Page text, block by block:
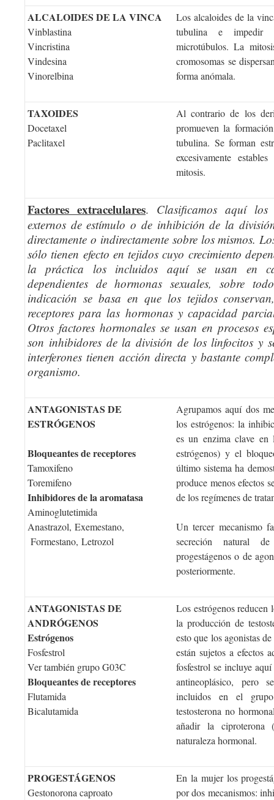
ALCALOIDES DE LA VINCA
Vinblastina
Vincristina
Vindesina
Vinorelbina
Los alcaloides de la
tubulina e impedir
microtúbulos. La
cromosomas se
forma anómala.
TAXOIDES
Docetaxel
Paclitaxel
Al contrario de los
promueven la
tubulina. Se forman
excesivamente
mitosis.
Factores extracelulares. Clasificamos aquí
externos de estímulo o de inhibición de la
directamente o indirectamente sobre los mismos.
sólo tienen efecto en tejidos cuyo crecimiento
la práctica los incluidos aquí se usan en
dependientes de hormonas sexuales, sobre
indicación se basa en que los tejidos
receptores para las hormonas y capacidad
Otros factores hormonales se usan en procesos
son inhibidores de la división de los linfocitos y
interferones tienen acción directa y bastante
organismo.
ANTAGONISTAS DE
ESTRÓGENOS
Bloqueantes de receptores
Tamoxifeno
Toremifeno
Inhibidores de la aromatasa
Aminoglutetimida
Anastrazol, Exemestano,
Formestano, Letrozol
Agrupamos aquí dos
los estrógenos: la
es un enzima clave en
estrógenos) y el
último sistema ha
produce menos efectos
de los regímenes de
Un tercer mecanismo
secreción natural
progestágenos o de
posteriormente.
ANTAGONISTAS DE
ANDRÓGENOS
Estrógenos
Fosfestrol
Ver también grupo G03C
Bloqueantes de receptores
Flutamida
Bicalutamida
Los estrógenos reducen
la producción de
esto que los agonistas
están sujetos a efectos
fosfestrol se incluye
antineoplásico, pero
incluidos en el
testosterona no
añadir la
naturaleza hormonal.
PROGESTÁGENOS
Gestonorona caproato
En la mujer los
por dos mecanismos: